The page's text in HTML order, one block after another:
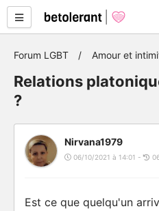
Forum LGBT Amour et
Relations
?
Nirvana1979
06/10/2021 à 14:01 -
Est ce que quelqu'un